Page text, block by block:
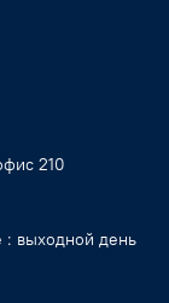
210
: выходной день